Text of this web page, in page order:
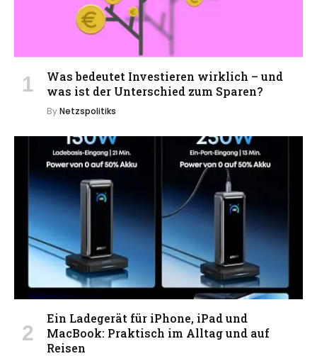
Was bedeutet Investieren wirklich – und
was ist der Unterschied zum Sparen?
ByNetzspolitiks
Ein Ladegerät für iPhone, iPad und
MacBook: Praktisch im Alltag und auf
Reisen